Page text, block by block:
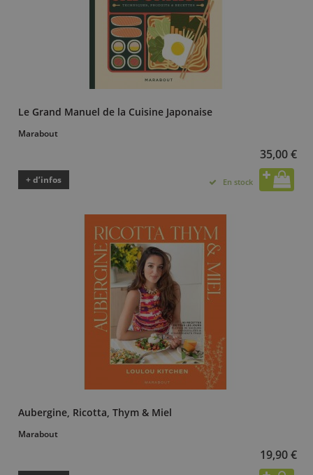
Le Grand Manuel de la Cuisine Japonaise
Marabout
35,00 €
+ d’infos En stock
Aubergine, Ricotta, Thym & Miel
Marabout
19,90 €